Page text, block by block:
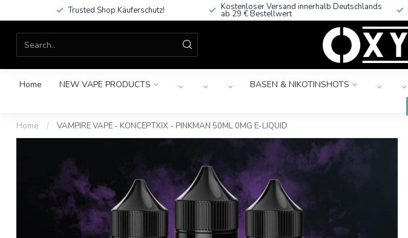
Trusted Shop Käuferschutz! Kostenloser Versand innerhalb Deutschlands
ab 29 € Bestellwert
Home NEW VAPE PRODUCTS BASEN & NIKOTINSHOTS
Home / VAMPIRE VAPE - KONCEPTXIX - PINKMAN 50ML 0MG E-LIQUID